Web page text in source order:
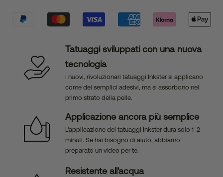
Tatuaggi sviluppati con una nuova
tecnologia
I nuovi, rivoluzionari tatuaggi Inkster si applicano
come dei semplici adesivi, ma si assorbono nel
primo strato della pelle.
Applicazione ancora più semplice
L'applicazione dei tatuaggi Inkster dura solo 1-2
minuti. Se hai bisogno di aiuto, abbiamo
preparato un video per te.
Resistente all'acqua